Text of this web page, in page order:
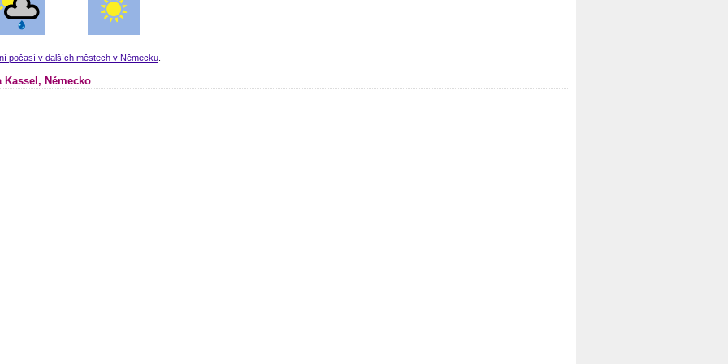
počasí v dalších městech v Německu
Kassel, Německo